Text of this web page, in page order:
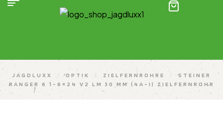
JAGDLUXX / OPTIK / ZIELFERNROHRE /
STEINER
RANGER 6 1-6×24 V2 LM 30 MM (4A-I) ZIELFERNROHR